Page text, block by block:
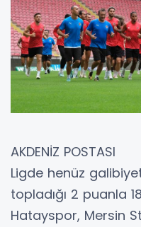
AKDENİZ POSTASI
Ligde henüz
topladığı 2 puanla
Hatayspor, Mersin